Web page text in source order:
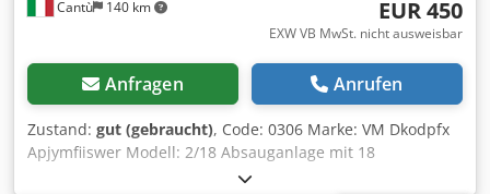
Cantù 140 km EUR 450
EXW VB MwSt. nicht ausweisbar
Anfragen Anrufen
Zustand: gut (gebraucht), Code: 0306 Marke: VM Dkodpfx
Apjymfiiswer Modell: 2/18 Absauganlage mit 18
Filterhülsen und 2 Sammelsäcken für Tischlereien,